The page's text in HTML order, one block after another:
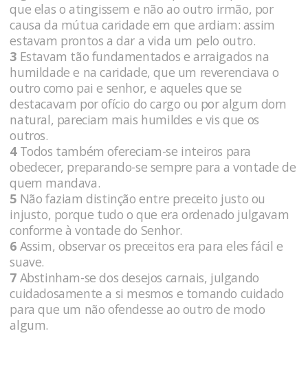
que elas o atingissem e não ao outro irmão, por
causa da mútua caridade em que ardiam: assim
estavam prontos a dar a vida um pelo outro.
3 Estavam tão fundamentados e arraigados na
humildade e na caridade, que um reverenciava o
outro como pai e senhor, e aqueles que se
destacavam por ofício do cargo ou por algum dom
natural, pareciam mais humildes e vis que os
outros.
4Todos também ofereciam-se inteiros para
obedecer, preparando-se sempre para a vontade de
quem mandava.
5 Não faziam distinção entre preceito justo ou
injusto, porque tudo o que era ordenado julgavam
conforme à vontade do Senhor.
6 Assim, observar os preceitos era para eles fácil e
suave.
7 Abstinham-se dos desejos carnais, julgando
cuidadosamente a si mesmos e tomando cuidado
para que um não ofendesse ao outro de modo
algum.